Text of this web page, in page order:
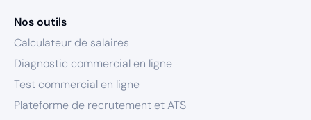
Nos outils
Calculateur de salaires
Diagnostic commercial en ligne
Test commercial en ligne
Plateforme de recrutement et ATS